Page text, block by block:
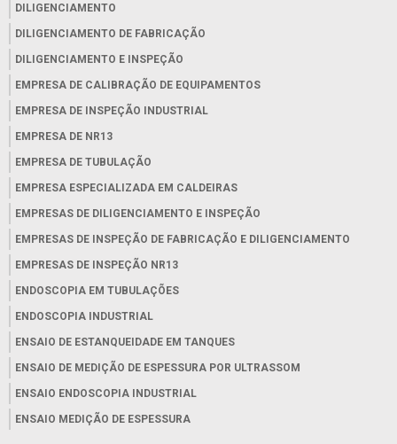
DILIGENCIAMENTO
DILIGENCIAMENTO DE FABRICAÇÃO
DILIGENCIAMENTO E INSPEÇÃO
EMPRESA DE CALIBRAÇÃO DE EQUIPAMENTOS
EMPRESA DE INSPEÇÃO INDUSTRIAL
EMPRESA DE NR13
EMPRESA DE TUBULAÇÃO
EMPRESA ESPECIALIZADA EM CALDEIRAS
EMPRESAS DE DILIGENCIAMENTO E INSPEÇÃO
EMPRESAS DE INSPEÇÃO DE FABRICAÇÃO E DILIGENCIAMENTO
EMPRESAS DE INSPEÇÃO NR13
ENDOSCOPIA EM TUBULAÇÕES
ENDOSCOPIA INDUSTRIAL
ENSAIO DE ESTANQUEIDADE EM TANQUES
ENSAIO DE MEDIÇÃO DE ESPESSURA POR ULTRASSOM
ENSAIO ENDOSCOPIA INDUSTRIAL
ENSAIO MEDIÇÃO DE ESPESSURA